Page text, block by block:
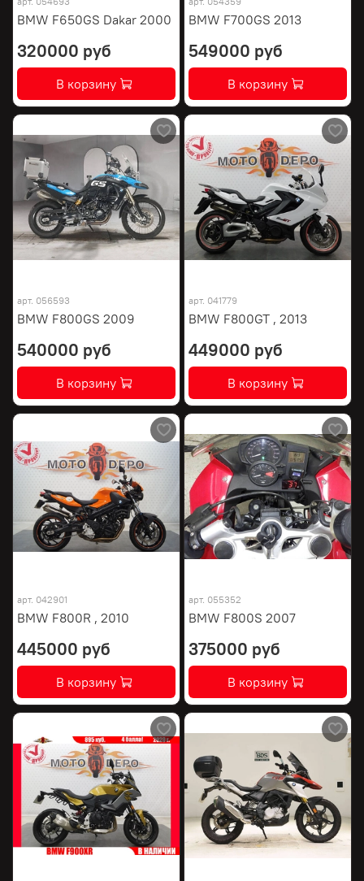
BMW F650GS Dakar 2000
320000 руб
В корзину
BMW F700GS 2013
549000 руб
В корзину
арт. 056593
BMW F800GS 2009
540000 руб
В корзину
арт. 041779
BMW F800GT , 2013
449000 руб
В корзину
арт. 042901
BMW F800R , 2010
445000 руб
В корзину
арт. 055352
BMW F800S 2007
375000 руб
В корзину